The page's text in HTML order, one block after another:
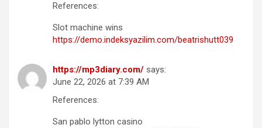
References:
Slot machine wins
https://demo.indeksyazilim.com/beatrishutt039
https://mp3diary.com/ says:
June 22, 2026 at 7:39 AM
References:
San pablo lytton casino